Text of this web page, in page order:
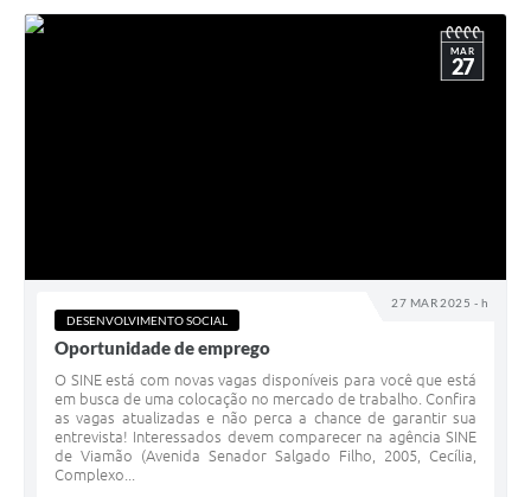
27 MAR 2025 - h
MAR
27
DESENVOLVIMENTO SOCIAL
Oportunidade de emprego
O SINE está com novas vagas disponíveis para você que está
em busca de uma colocação no mercado de trabalho. Confira
as vagas atualizadas e não perca a chance de garantir sua
entrevista! Interessados devem comparecer na agência SINE
de Viamão (Avenida Senador Salgado Filho, 2005, Cecília,
Complexo...